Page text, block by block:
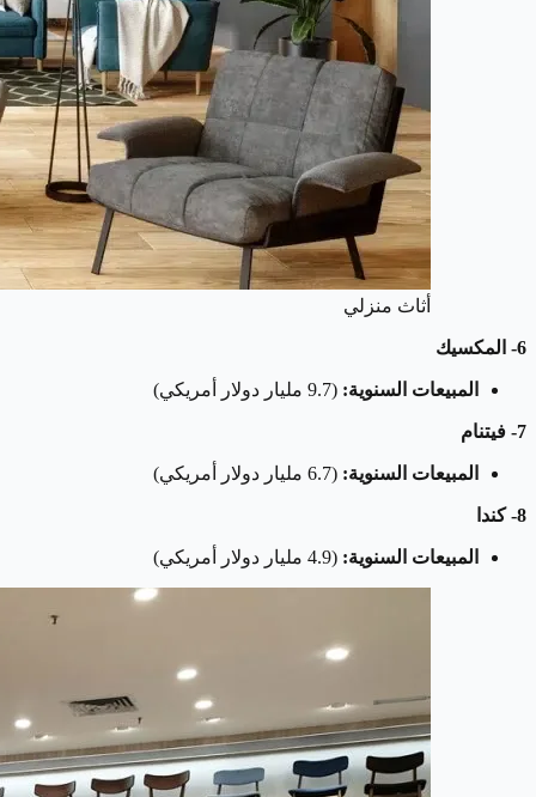
أثاث منزلي
6- المكسيك
المبيعات السنوية: (9.7 مليار دولار أمريكي)
7- فيتنام
المبيعات السنوية: (6.7 مليار دولار أمريكي)
8- كندا
المبيعات السنوية: (4.9 مليار دولار أمريكي)